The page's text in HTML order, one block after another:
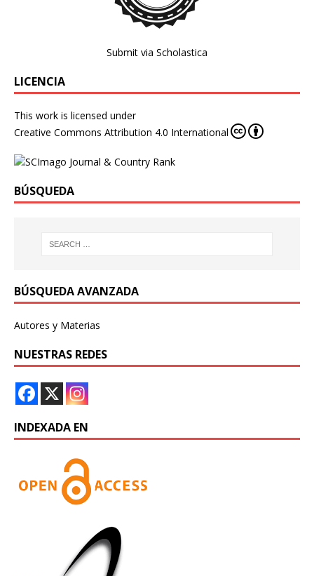
Submit via Scholastica
LICENCIA
This work is licensed under
Creative Commons Attribution 4.0 International
BÚSQUEDA
BÚSQUEDA AVANZADA
Autores y Materias
NUESTRAS REDES
INDEXADA EN